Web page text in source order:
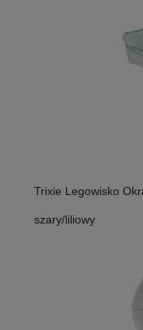
Trixie Legowisko
szary/liliowy